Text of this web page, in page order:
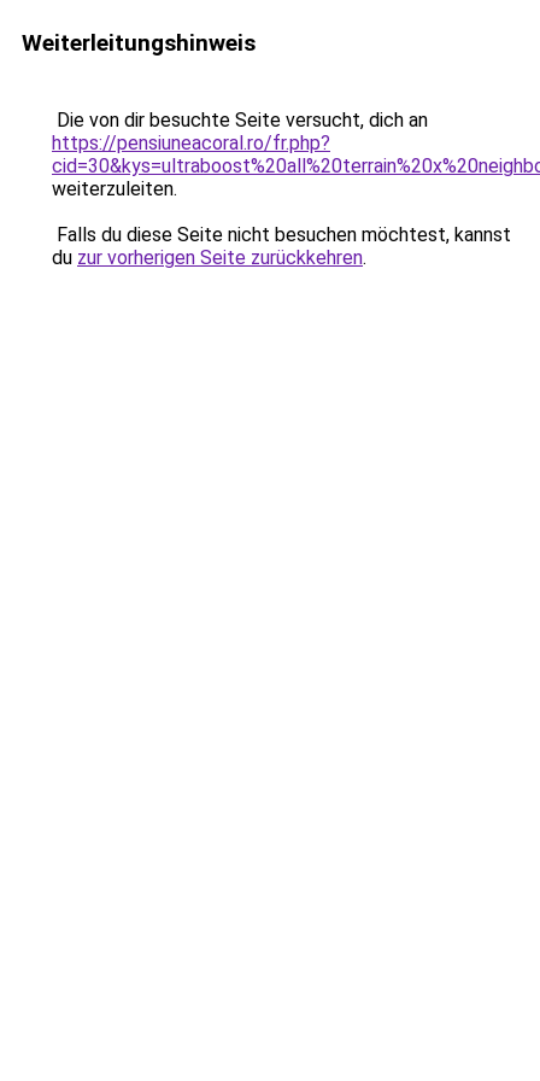
Weiterleitungshinweis
Die von dir besuchte Seite versucht, dich an
https://pensiuneacoral.ro/fr.php?
weiterzuleiten.
Falls du diese Seite nicht besuchen möchtest, kannst
du zur vorherigen Seite zurückkehren.